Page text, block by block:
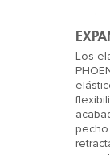
Los
pecho